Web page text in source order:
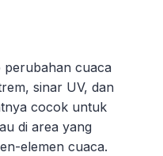
perubahan cuaca
sinar UV, dan
cocok untuk
di area yang
elemen cuaca.